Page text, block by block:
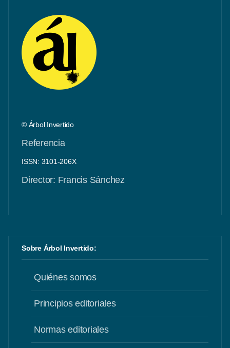
© Árbol Invertido
Referencia
ISSN: 3101-206X
Director: Francis Sánchez
Sobre Árbol Invertido:
Quiénes somos
Principios editoriales
Normas editoriales